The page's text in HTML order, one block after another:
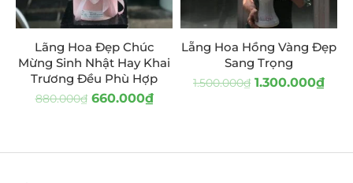
Lãng Hoa Đẹp Chúc
Mừng Sinh Nhật Hay Khai
Trương Đều Phù Hợp
880.000₫ 660.000₫
Lẵng Hoa Hồng Vàng Đẹp
Sang Trọng
1.500.000₫ 1.300.000₫